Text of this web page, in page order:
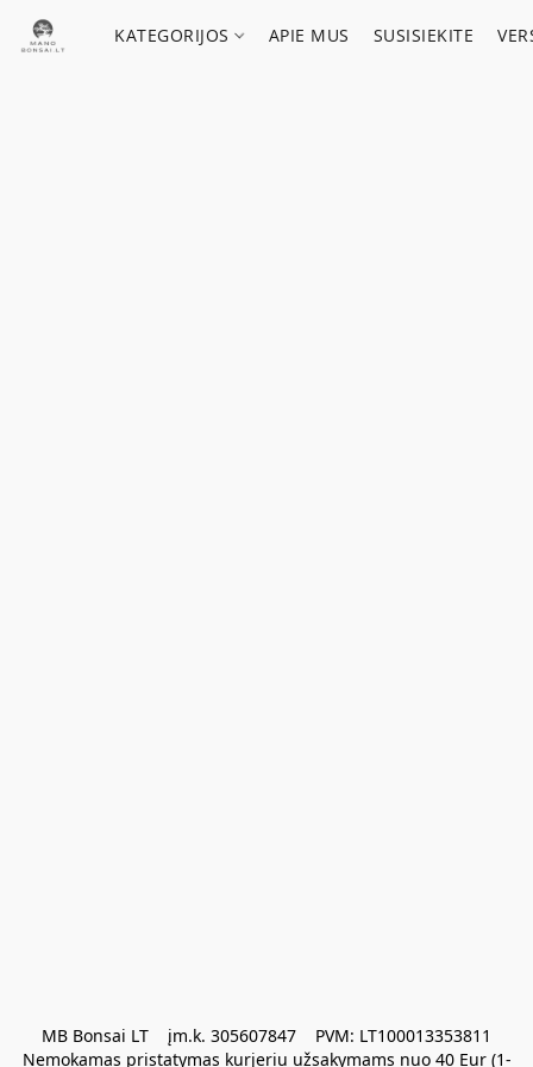
KATEGORIJOS APIE MUS SUSISIEKITE
MB Bonsai LT    įm.k. 305607847    PVM: LT100013353811
Nemokamas pristatymas kurjeriu užsakymams nuo 40 Eur (1-